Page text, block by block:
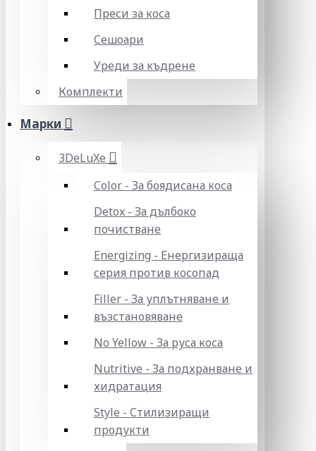
Преси за коса
Сешоари
Уреди за къдрене
Комплекти
Марки
3DeLuXe
Color - За боядисана коса
Detox - За дълбоко
почистване
Energizing - Енергизираща
серия против косопад
Filler - За уплътняване и
възстановяване
No Yellow - За руса коса
Nutritive - За подхранване и
хидратация
Style - Стилизиращи
продукти